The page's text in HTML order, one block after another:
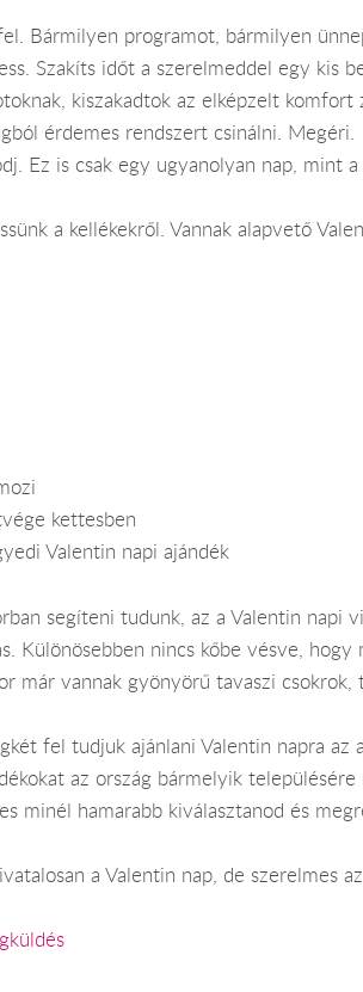
Bármilyen programot, bármilyen
Szakíts időt a szerelmeddel egy kis
kiszakadtok az elképzelt
érdemes rendszert csinálni. Megéri.
Ez is csak egy ugyanolyan nap, mint
a kellékekről. Vannak alapvető
kettesben
Valentin napi ajándék
segíteni tudunk, az a Valentin napi
Különösebben nincs kőbe vésve,
már vannak gyönyörű tavaszi
fel tudjuk ajánlani Valentin napra
az ország bármelyik
minél hamarabb kiválasztanod és
a Valentin nap, de szerelmes